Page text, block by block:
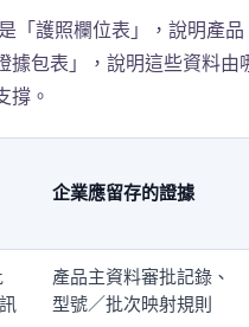
「護照欄位表」，說明產品
據包表」，說明這些資料由
撐。
企業應留存的證據
產品主資料審批記錄、
型號／批次映射規則